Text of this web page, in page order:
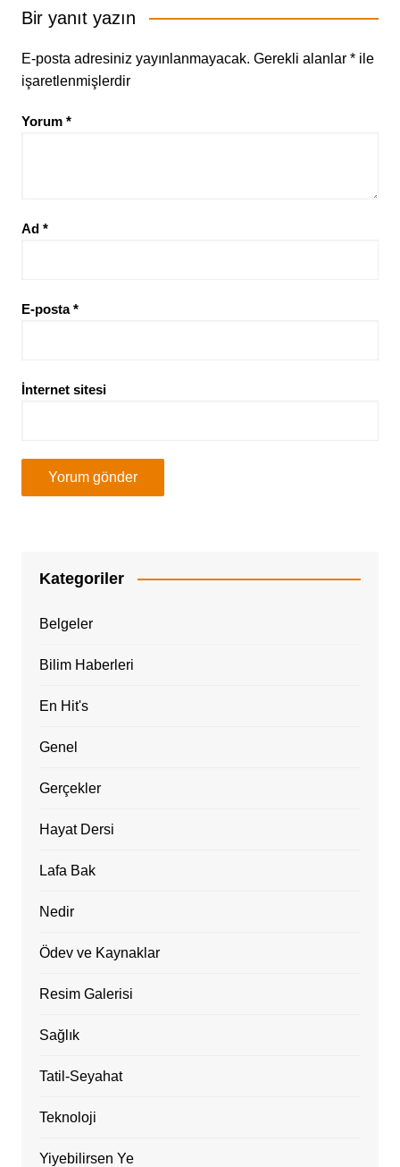
Bir yanıt yazın
E-posta adresiniz yayınlanmayacak. Gerekli alanlar *ile
işaretlenmişlerdir
Yorum *
Ad *
E-posta*
İnternet sitesi
Kategoriler
Belgeler
Bilim Haberleri
En Hit's
Genel
Gerçekler
Hayat Dersi
Lafa Bak
Nedir
Ödev ve Kaynaklar
Resim Galerisi
Sağlık
Tatil-Seyahat
Teknoloji
Yiyebilirsen Ye